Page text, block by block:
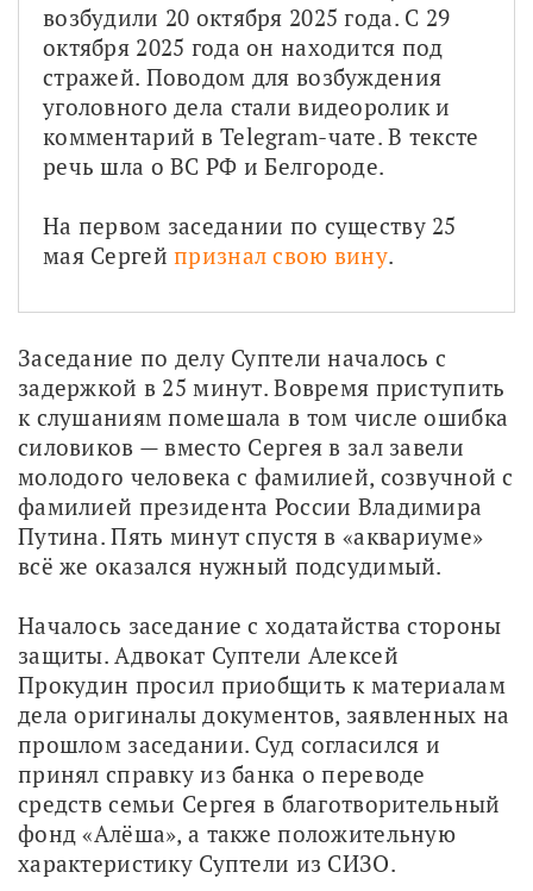
возбудили 20 октября 2025 года. С 29
октября 2025 года он находится под
стражей. Поводом для возбуждения
уголовного дела стали видеоролик и
комментарий в Telegram-чате. В тексте
речь шла о ВС РФ и Белгороде.
На первом заседании по существу 25
мая Сергей признал свою вину.
Заседание по делу Суптели началось с
задержкой в 25 минут. Вовремя приступить
к слушаниям помешала в том числе ошибка
силовиков — вместо Сергея в зал завели
молодого человека с фамилией, созвучной с
фамилией президента России Владимира
Путина. Пять минут спустя в «аквариуме»
всё же оказался нужный подсудимый.
Началось заседание с ходатайства стороны
защиты. Адвокат Суптели Алексей
Прокудин просил приобщить к материалам
дела оригиналы документов, заявленных на
прошлом заседании. Суд согласился и
принял справку из банка о переводе
средств семьи Сергея в благотворительный
фонд «Алёша», а также положительную
характеристику Суптели из СИЗО.